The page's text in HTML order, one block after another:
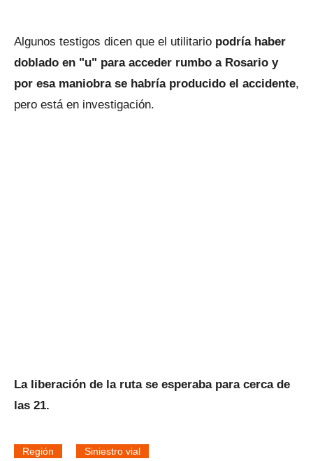
Algunos testigos dicen que el utilitario podría haber
doblado en "u" para acceder rumbo a Rosario y
por esa maniobra se habría producido el accidente,
pero está en investigación.
La liberación de la ruta se esperaba para cerca de
las 21.
Región Siniestro vial